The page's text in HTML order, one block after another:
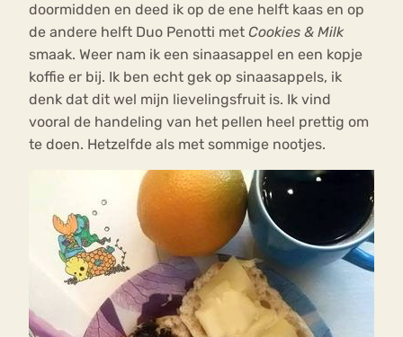
doormidden en deed ik op de ene helft kaas en op
de andere helft Duo Penotti met Cookies & Milk
smaak. Weer nam ik een sinaasappel en een kopje
koffie er bij. Ik ben echt gek op sinaasappels, ik
denk dat dit wel mijn lievelingsfruit is. Ik vind
vooral de handeling van het pellen heel prettig om
te doen. Hetzelfde als met sommige nootjes.